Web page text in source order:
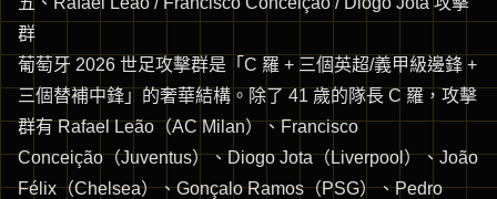
群
葡萄牙 2026 世足攻擊群是「C 羅 + 三個英超/義甲級邊鋒 +
三個替補中鋒」的奢華結構。除了 41 歲的隊長 C 羅，攻擊
群有 Rafael Leão（AC Milan）、Francisco
Conceição（Juventus）、Diogo Jota（Liverpool）、João
Félix（Chelsea）、Gonçalo Ramos（PSG）、Pedro